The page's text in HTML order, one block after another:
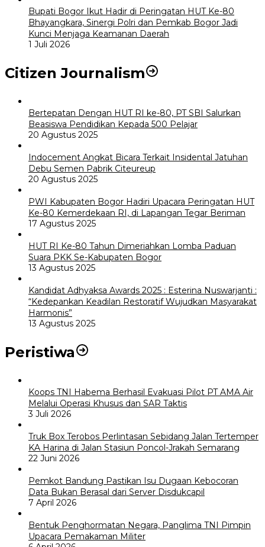
Bupati Bogor Ikut Hadir di Peringatan HUT Ke-80
Bhayangkara, Sinergi Polri dan Pemkab Bogor Jadi
Kunci Menjaga Keamanan Daerah
1 Juli 2026
Citizen Journalism
Bertepatan Dengan HUT RI ke-80, PT SBI Salurkan
Beasiswa Pendidikan Kepada 500 Pelajar
20 Agustus 2025
Indocement Angkat Bicara Terkait Insidental Jatuhan
Debu Semen Pabrik Citeureup
20 Agustus 2025
PWI Kabupaten Bogor Hadiri Upacara Peringatan HUT
Ke-80 Kemerdekaan RI, di Lapangan Tegar Beriman
17 Agustus 2025
HUT RI Ke-80 Tahun Dimeriahkan Lomba Paduan
Suara PKK Se-Kabupaten Bogor
13 Agustus 2025
Kandidat Adhyaksa Awards 2025 : Esterina Nuswarjanti :
“Kedepankan Keadilan Restoratif Wujudkan Masyarakat
Harmonis”
13 Agustus 2025
Peristiwa
Koops TNI Habema Berhasil Evakuasi Pilot PT AMA Air
Melalui Operasi Khusus dan SAR Taktis
3 Juli 2026
Truk Box Terobos Perlintasan Sebidang Jalan Tertemper
KA Harina di Jalan Stasiun Poncol-Jrakah Semarang
22 Juni 2026
Pemkot Bandung Pastikan Isu Dugaan Kebocoran
Data Bukan Berasal dari Server Disdukcapil
7 April 2026
Bentuk Penghormatan Negara, Panglima TNI Pimpin
Upacara Pemakaman Militer